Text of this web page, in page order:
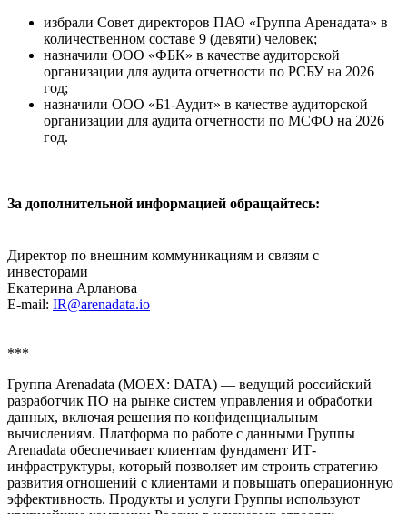
избрали Совет директоров ПАО «Группа Аренадата» в
количественном составе 9 (девяти) человек;
назначили ООО «ФБК» в качестве аудиторской
организации для аудита отчетности по РСБУ на 2026
год;
назначили ООО «Б1-Аудит» в качестве аудиторской
организации для аудита отчетности по МСФО на 2026
год.
За дополнительной информацией обращайтесь:
Директор по внешним коммуникациям и связям с
инвесторами
Екатерина Арланова
E-mail: IR@arenadata.io
***
Группа Arenadata (MOEX: DATA) — ведущий российский
разработчик ПО на рынке систем управления и обработки
данных, включая решения по конфиденциальным
вычислениям. Платформа по работе с данными Группы
Arenadata обеспечивает клиентам фундамент ИТ-
инфраструктуры, который позволяет им строить стратегию
развития отношений с клиентами и повышать операционную
эффективность. Продукты и услуги Группы используют